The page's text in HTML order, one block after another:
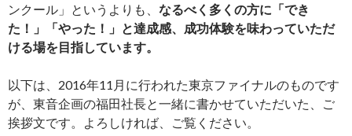
ンクール」というよりも、 なるべく多くの方に「でき
た！」「やった！」と達成感、成功体験を味わっていただ
ける場を目指しています。
以下は、2016年11月に行われた東京ファイナルのものです
が、東音企画の福田社長と一緒に書かせていただいた、ご
挨拶文です。よろしければ、ご覧ください。